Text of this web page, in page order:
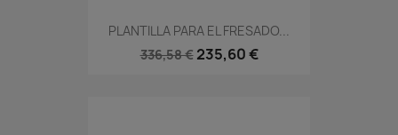
PLANTILLA PARA EL FRESADO...
336,58 € 235,60 €